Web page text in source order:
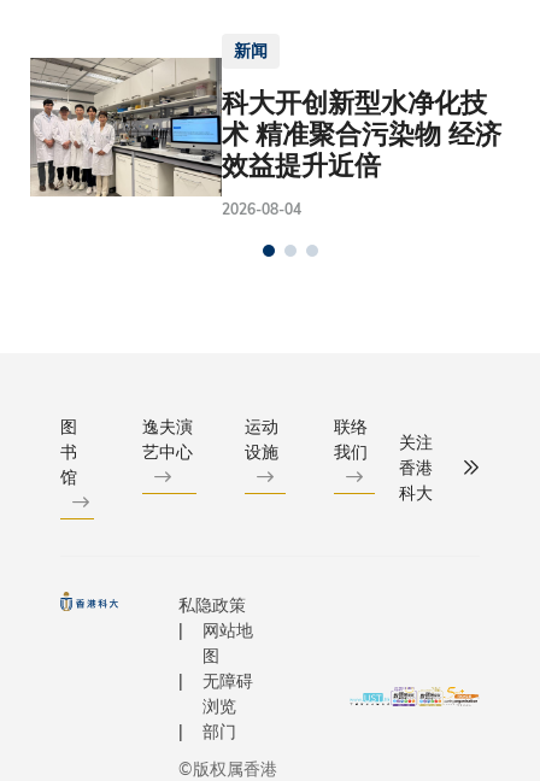
新闻
科大开创新型水净化技
术 精准聚合污染物 经济
效益提升近倍
2026-08-04
图
书
馆
逸夫演
艺中心
运动
设施
联络
我们
关注
香港
科大
私隐政策
网站地
图
无障碍
浏览
部门
©版权属香港